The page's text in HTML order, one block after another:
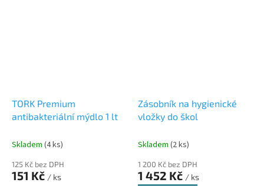
TORK Premium
antibakteriální mýdlo 1 lt
Skladem (4 ks)
125 Kč bez DPH
151 Kč / ks
Zásobník na hygienické
vložky do škol
Skladem (2 ks)
1 200 Kč bez DPH
1 452 Kč / ks